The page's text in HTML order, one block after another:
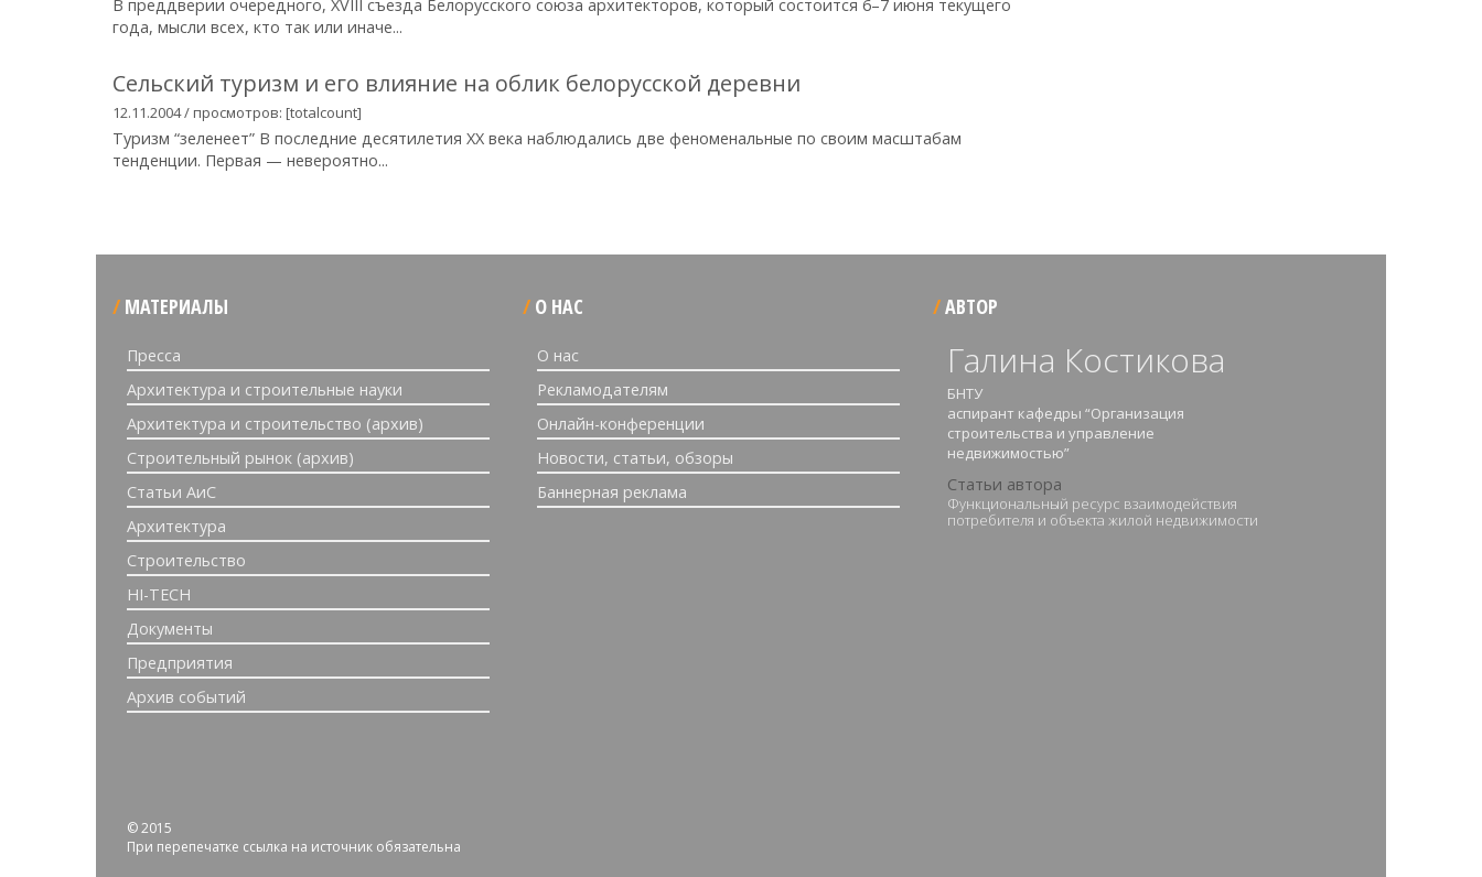
В преддверии очередного, XVIII съезда Белорусского союза архитекторов, который состоится 6–7 июня текущего
года, мысли всех, кто так или иначе...
Сельский туризм и его влияние на облик белорусской деревни
12.11.2004 / просмотров: [totalcount]
Туризм “зеленеет” В последние десятилетия XX века наблюдались две феноменальные по своим масштабам
тенденции. Первая — невероятно...
МАТЕРИАЛЫ
Пресса
Архитектура и строительные науки
Архитектура и строительство (архив)
Строительный рынок (архив)
Статьи АиС
Архитектура
Строительство
HI-TECH
Документы
Предприятия
Архив событий
О НАС
О нас
Рекламодателям
Онлайн-конференции
Новости, статьи, обзоры
Баннерная реклама
АВТОР
Галина Костикова
БНТУ
аспирант кафедры “Организация
строительства и управление
недвижимостью”
Статьи автора
Функциональный ресурс взаимодействия
потребителя и объекта жилой недвижимости
© 2015
При перепечатке ссылка на источник обязательна